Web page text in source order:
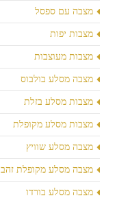
מצבה עם ספסל
מצבות יפות
מצבות מעוצבות
מצבה מסלע בולבוס
מצבות מסלע בזלת
מצבות מסלע מקופלת
מצבה מסלע שוויץ
מצבה מסלע מקופלת זהב
מצבה מסלע בורדו